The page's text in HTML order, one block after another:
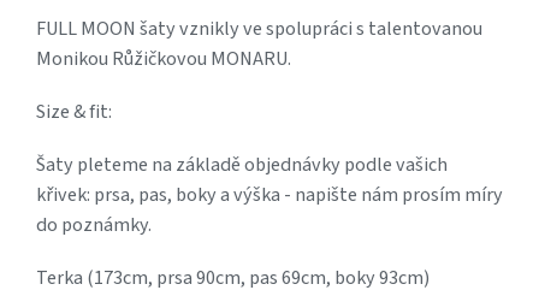
FULL MOON šaty vznikly ve spolupráci s talentovanou
Monikou Růžičkovou MONARU.
Size & fit:
Šaty pleteme na základě objednávky podle vašich
křivek: prsa, pas, boky a výška - napište nám prosím míry
do poznámky.
Terka (173cm, prsa 90cm, pas 69cm, boky 93cm)